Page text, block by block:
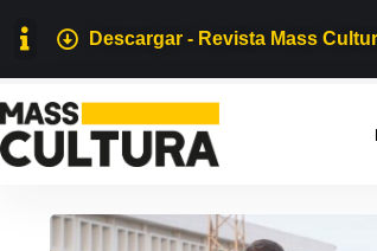
Descargar - Revista Mass